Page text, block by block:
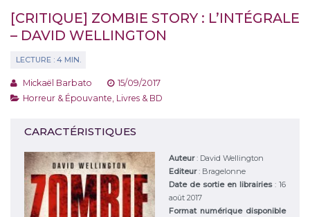
[CRITIQUE] ZOMBIE STORY : L’INTÉGRALE
– DAVID WELLINGTON
Mickaël Barbato
15/09/2017
Horreur & Épouvante Livres & BD
CARACTÉRISTIQUES
Auteur: David Wellington
Editeur: Bragelonne
Date de sortie en librairies : 16
août 2017
Format numérique disponible